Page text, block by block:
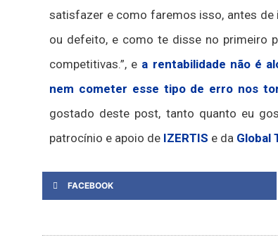
satisfazer e como faremos isso, antes de
ou defeito, e como te disse no primeiro
competitivas.”, e a rentabilidade não é
nem cometer esse tipo de erro nos
gostado deste post, tanto quanto eu
patrocínio e apoio de IZERTIS e da Global
FACEBOOK